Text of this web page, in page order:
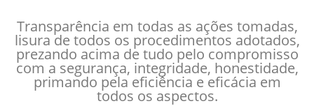
Transparência em todas as ações tomadas,
lisura de todos os procedimentos adotados,
prezando acima de tudo pelo compromisso
com a segurança, integridade, honestidade,
primando pela eficiência e eficácia em
todos os aspectos.